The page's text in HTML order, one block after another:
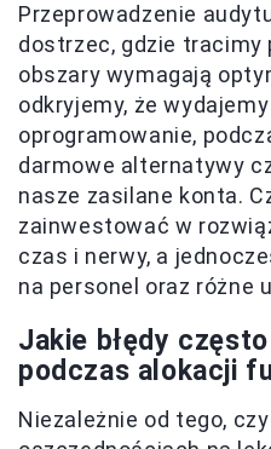
Przeprowadzenie
dostrzec, gdzie tracimy
obszary wymagają
odkryjemy, że
oprogramowanie,
darmowe alternatywy
nasze zasilane konta.
zainwestować w
czas i nerwy, a
na personel oraz różne
Jakie błędy
podczas alokacji
Niezależnie od tego,